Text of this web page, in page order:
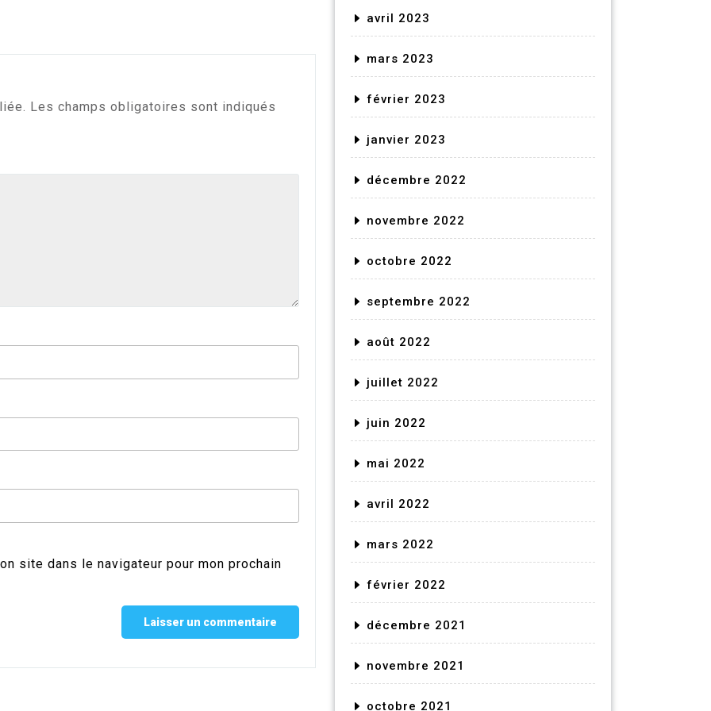
Les champs obligatoires sont indiqués
site dans le navigateur pour mon prochain
avril 2023
mars 2023
février 2023
janvier 2023
décembre 2022
novembre 2022
octobre 2022
septembre 2022
août 2022
juillet 2022
juin 2022
mai 2022
avril 2022
mars 2022
février 2022
décembre 2021
novembre 2021
octobre 2021